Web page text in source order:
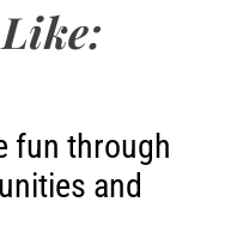
fun through
and